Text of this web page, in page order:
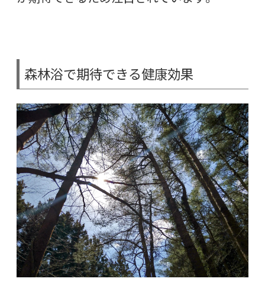
森林浴で期待できる健康効果